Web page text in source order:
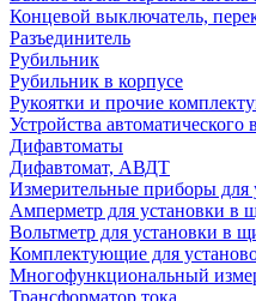
Концевой выключатель,
Разъединитель
Рубильник
Рубильник в корпусе
Рукоятки и прочие
Устройства
Дифавтоматы
Дифавтомат, АВДТ
Измерительные приборы для
Амперметр для установки в
Вольтметр для установки в
Комплектующие для
Многофункциональный
Трансформатор тока